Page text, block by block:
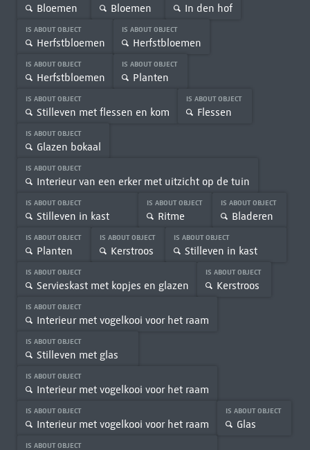
Bloemen Bloemen In den hof
IS ABOUT OBJECT
Herfstbloemen
IS ABOUT OBJECT
Herfstbloemen
IS ABOUT OBJECT
Herfstbloemen
IS ABOUT OBJECT
Planten
IS ABOUT OBJECT
Stilleven met flessen en kom
IS ABOUT OBJECT
Flessen
IS ABOUT OBJECT
Glazen bokaal
IS ABOUT OBJECT
Interieur van een erker met uitzicht op de tuin
IS ABOUT OBJECT
Stilleven in kast
IS ABOUT OBJECT
Ritme
IS ABOUT OBJECT
Bladeren
IS ABOUT OBJECT
Planten
IS ABOUT OBJECT
Kerstroos
IS ABOUT OBJECT
Stilleven in kast
IS ABOUT OBJECT
Servieskast met kopjes en glazen
IS ABOUT OBJECT
Kerstroos
IS ABOUT OBJECT
Interieur met vogelkooi voor het raam
IS ABOUT OBJECT
Stilleven met glas
IS ABOUT OBJECT
Interieur met vogelkooi voor het raam
IS ABOUT OBJECT
Interieur met vogelkooi voor het raam
IS ABOUT OBJECT
Glas
IS ABOUT OBJECT